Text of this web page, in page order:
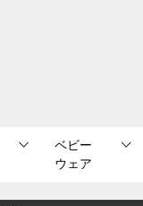
ベビー
ウェア